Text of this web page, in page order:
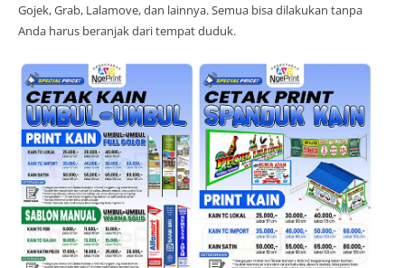
Gojek, Grab, Lalamove, dan lainnya. Semua bisa dilakukan tanpa
Anda harus beranjak dari tempat duduk.